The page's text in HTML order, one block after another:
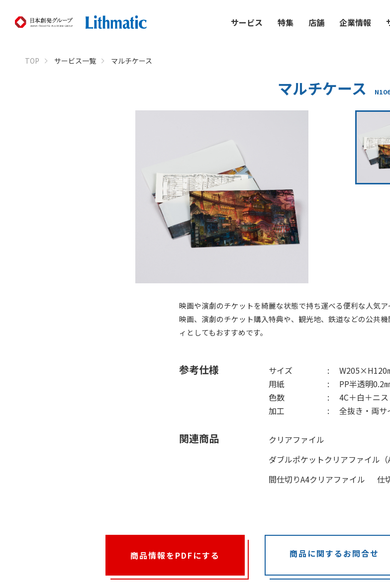
サービス 特集 店舗 企業情報
TOP サービス一覧 マルチケース
マルチケース
映画や演劇のチケットを綺麗な状態で持ち運べる便利な人気ア
映画、演劇のチケット購入特典や、観光地、鉄道などの公共
ィとしてもおすすめです。
参考仕様 サイズ
W205×H120
用紙
PP半透明0.2
色数
4C＋白＋ニス
加工
全抜き・両サ
関連商品
クリアファイル
ダブルポケットクリアファイル（
間仕切りA4クリアファイル
仕
商品情報をPDFにする 商品に関するお問合せ